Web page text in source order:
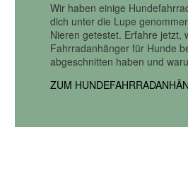
Wir haben einige
dich unter die Lupe
Nieren getestet. Erfahre jetzt,
Fahrradanhänger für Hunde
abgeschnitten haben und
ZUM